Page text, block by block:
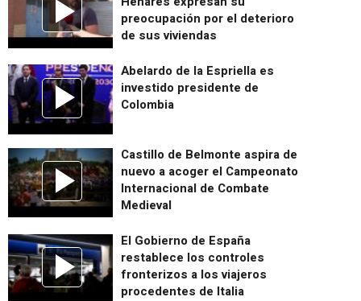
preocupación por el deterioro
de sus viviendas
Abelardo de la Espriella es
investido presidente de
Colombia
Castillo de Belmonte aspira de
nuevo a acoger el Campeonato
Internacional de Combate
Medieval
El Gobierno de España
restablece los controles
fronterizos a los viajeros
procedentes de Italia